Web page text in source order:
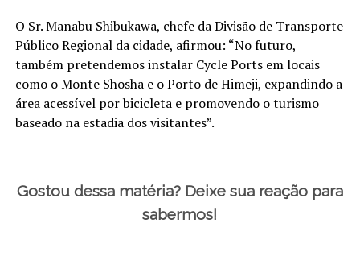
O Sr. Manabu Shibukawa, chefe da Divisão de Transporte
Público Regional da cidade, afirmou: “No futuro,
também pretendemos instalar Cycle Ports em locais
como o Monte Shosha e o Porto de Himeji, expandindo a
área acessível por bicicleta e promovendo o turismo
baseado na estadia dos visitantes”.
Gostou dessa matéria? Deixe sua reação para
sabermos!